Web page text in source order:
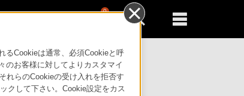
0
るCookieは通常、必須Cookieと呼
のお客様に対してよりカスタマイ
れらのCookieの受け入れを拒否す
クして下さい。Cookie設定をカス